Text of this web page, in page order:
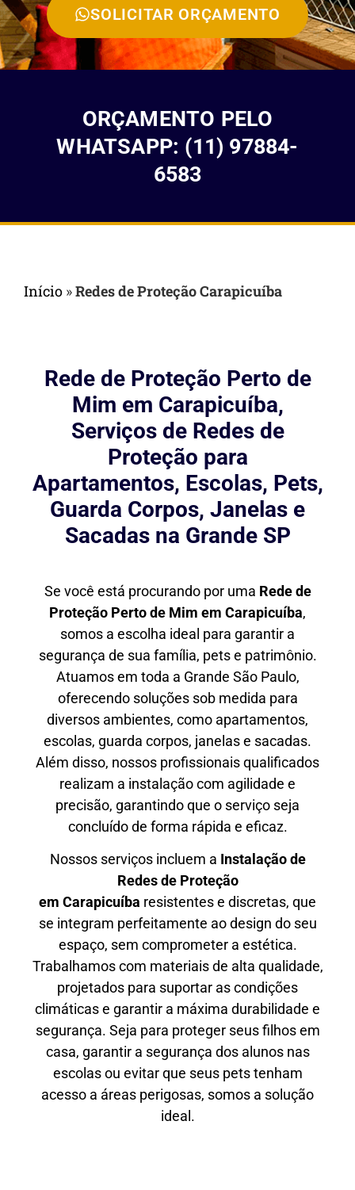
SOLICITAR ORÇAMENTO
ORÇAMENTO PELO
WHATSAPP: (11) 97884-
6583
Início »Redes de Proteção Carapicuíba
Rede de Proteção Perto de
Mim em Carapicuíba,
Serviços de Redes de
Proteção para
Apartamentos, Escolas, Pets,
Guarda Corpos, Janelas e
Sacadas na Grande SP
Se você está procurando por uma Rede de
Proteção Perto de Mim em Carapicuíba,
somos a escolha ideal para garantir a
segurança de sua família, pets e patrimônio.
Atuamos em toda a Grande São Paulo,
oferecendo soluções sob medida para
diversos ambientes, como apartamentos,
escolas, guarda corpos, janelas e sacadas.
Além disso, nossos profissionais qualificados
realizam a instalação com agilidade e
precisão, garantindo que o serviço seja
concluído de forma rápida e eficaz.
Nossos serviços incluem a Instalação de
Redes de Proteção
em Carapicuíba resistentes e discretas, que
se integram perfeitamente ao design do seu
espaço, sem comprometer a estética.
Trabalhamos com materiais de alta qualidade,
projetados para suportar as condições
climáticas e garantir a máxima durabilidade e
segurança. Seja para proteger seus filhos em
casa, garantir a segurança dos alunos nas
escolas ou evitar que seus pets tenham
acesso a áreas perigosas, somos a solução
ideal.